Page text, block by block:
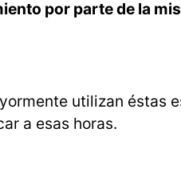
por parte de la
utilizan éstas
a esas horas.